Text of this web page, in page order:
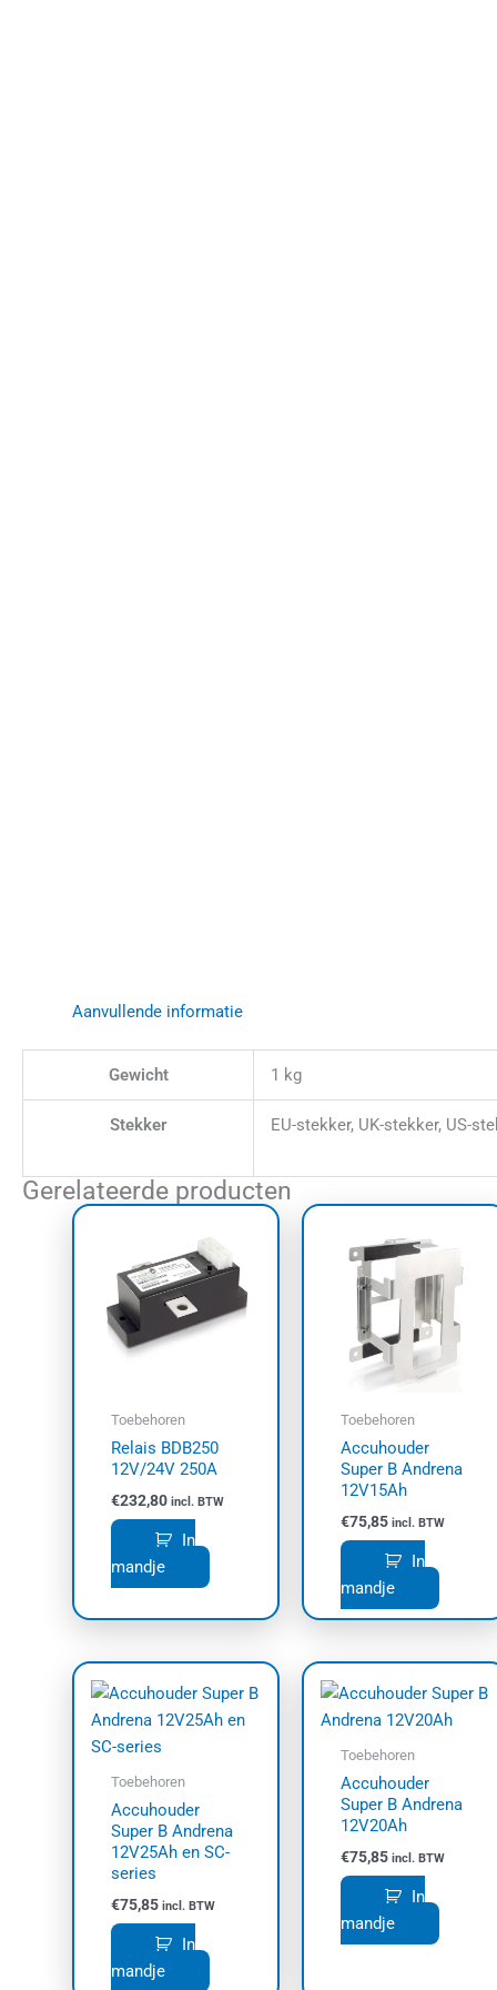
Aanvullende informatie
Gewicht 1 kg
Stekker EU-stekker, UK-stekker, US-
Gerelateerde producten
Toebehoren
Relais BDB250
12V/24V 250A
€232,80 incl. BTW
In
mandje
Toebehoren
Accuhouder
Super B Andrena
12V15Ah
€75,85 incl. BTW
In
mandje
Toebehoren
Accuhouder
Super B Andrena
12V25Ah en SC-
series
€75,85 incl. BTW
In
mandje
Toebehoren
Accuhouder
Super B Andrena
12V20Ah
€75,85 incl. BTW
In
mandje